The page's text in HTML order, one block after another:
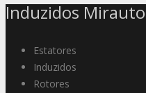
Induzidos Mirauto
Estatores
Induzidos
Rotores